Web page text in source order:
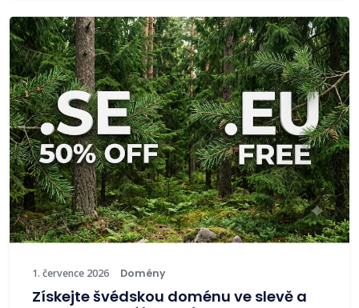
1. července 2026 Domény
Získejte švédskou doménu ve slevě a